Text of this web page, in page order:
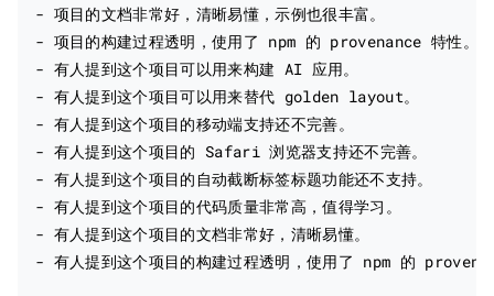
- 项目的文档非常好，清晰易懂，示例也很丰富。
- 项目的构建过程透明，使用了 npm 的 provenance 特性。
- 有人提到这个项目可以用来构建 AI 应用。
- 有人提到这个项目可以用来替代 golden layout。
- 有人提到这个项目的移动端支持还不完善。
- 有人提到这个项目的 Safari 浏览器支持还不完善。
- 有人提到这个项目的自动截断标签标题功能还不支持。
- 有人提到这个项目的代码质量非常高，值得学习。
- 有人提到这个项目的文档非常好，清晰易懂。
- 有人提到这个项目的构建过程透明，使用了 npm 的